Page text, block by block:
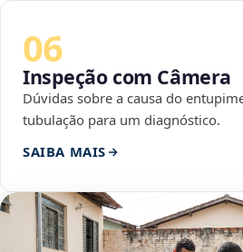
06
Inspeção com Câmera
Dúvidas sobre a causa do
tubulação para um diagnóstico.
SAIBA MAIS